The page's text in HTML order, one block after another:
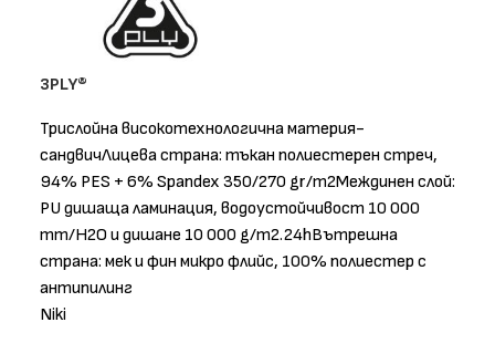
3PLY®
Трислойна високотехнологична материя-
сандвичЛицева страна: тъкан полиестерен стреч,
94% PES + 6% Spandex 350/270 gr/m2Междинен слой:
PU дишаща ламинация, водоустойчивост 10 000
mm/H2O и дишане 10 000 g/m2.24hВътрешна
страна: мек и фин микро флийс, 100% полиестер с
антипилинг
Niki